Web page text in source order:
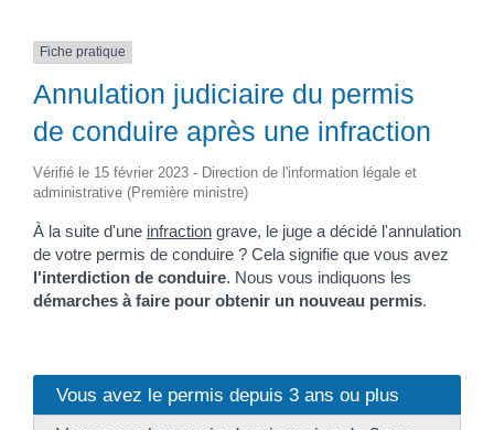
Fiche pratique
Annulation judiciaire du permis
de conduire après une infraction
Vérifié le 15 février 2023 - Direction de l'information légale et
administrative (Première ministre)
À la suite d'une infractiongrave, le juge a décidé l'annulation
de votre permis de conduire ? Cela signifie que vous avez
l'interdiction de conduire. Nous vous indiquons les
démarches à faire pour obtenir un nouveau permis.
Vous avez le permis depuis 3 ans ou plus